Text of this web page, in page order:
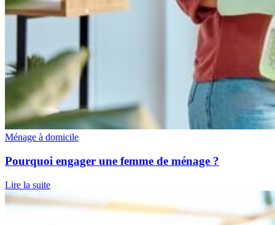
Ménage à domicile
Pourquoi engager une femme de ménage ?
Lire la suite